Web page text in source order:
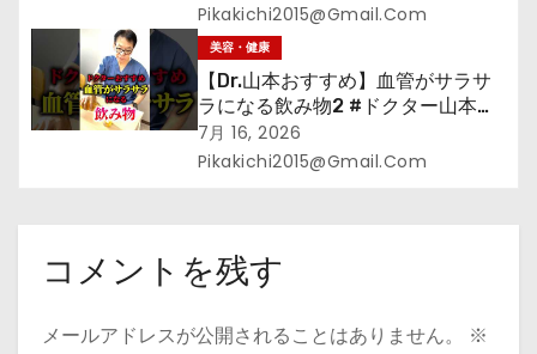
Pikakichi2015@gmail.com
美容・健康
【Dr.山本おすすめ】血管がサラサ
ラになる飲み物2 #ドクター山本
#Dr.山本#緑茶
7月 16, 2026
Pikakichi2015@gmail.com
コメントを残す
メールアドレスが公開されることはありません。
※